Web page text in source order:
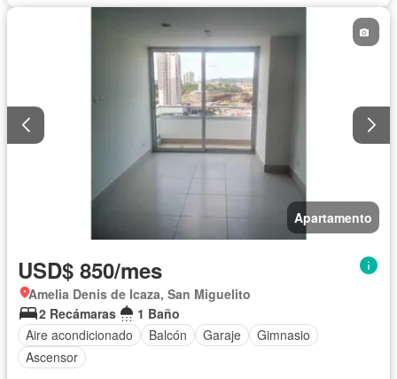
Apartamento
USD$ 850/mes
Amelia Denis de Icaza, San Miguelito
2 Recámaras
1 Baño
Aire acondicionado
Balcón Garaje
Gimnasio
Ascensor